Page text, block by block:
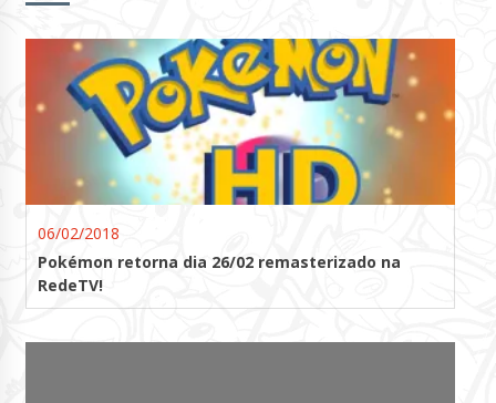
06/02/2018
Pokémon retorna dia 26/02 remasterizado na
RedeTV!